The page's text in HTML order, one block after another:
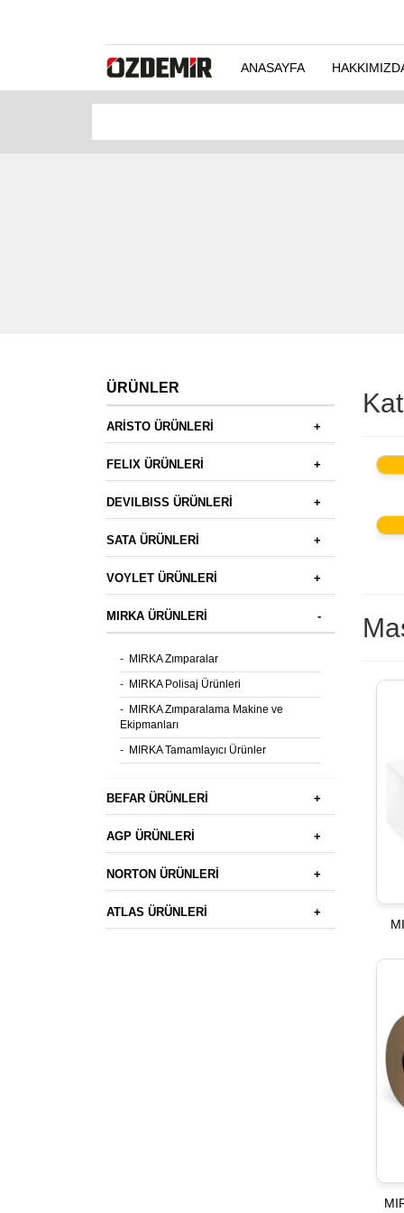
ANASAYFA
ÜRÜNLER
+
ARİSTO ÜRÜNLERİ
+
FELIX ÜRÜNLERİ
+
DEVILBISS ÜRÜNLERİ
+
SATA ÜRÜNLERİ
+
VOYLET ÜRÜNLERİ
-
MIRKA ÜRÜNLERİ
- MIRKA Zımparalar
- MIRKA Polisaj Ürünleri
- MIRKA Zımparalama Makine ve
Ekipmanları
- MIRKA Tamamlayıcı Ürünler
+
BEFAR ÜRÜNLERİ
+
AGP ÜRÜNLERİ
+
NORTON ÜRÜNLERİ
+
ATLAS ÜRÜNLERİ